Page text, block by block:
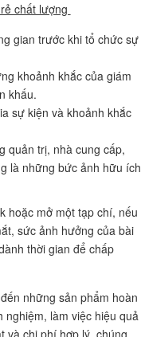
chất lượng
gian trước khi tổ chức sự
khoảnh khắc của giám
khấu.
sự kiện và khoảnh khắc
quản trị, nhà cung cấp,
là những bức ảnh hữu ích
hoặc mở một tạp chí, nếu
sức ảnh hưởng của bài
thời gian để chấp
những sản phẩm hoàn
nghiệm, làm việc hiệu quả